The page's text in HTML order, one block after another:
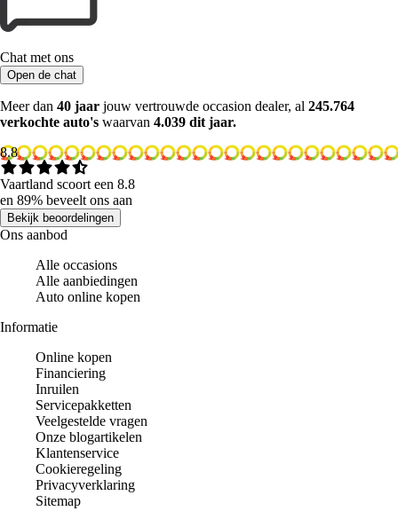
Chat met ons
Open de chat
Meer dan 40 jaar jouw vertrouwde occasion dealer, al 245.764
verkochte auto's waarvan 4.039 dit jaar.
8.8
Vaartland scoort een 8.8
en 89% beveelt ons aan
Bekijk beoordelingen
Ons aanbod
Alle occasions
Alle aanbiedingen
Auto online kopen
Informatie
Online kopen
Financiering
Inruilen
Servicepakketten
Veelgestelde vragen
Onze blogartikelen
Klantenservice
Cookieregeling
Privacyverklaring
Sitemap